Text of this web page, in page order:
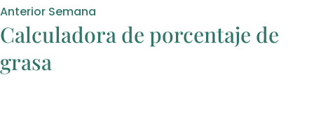
Anterior Semana
Calculadora de porcentaje de
grasa